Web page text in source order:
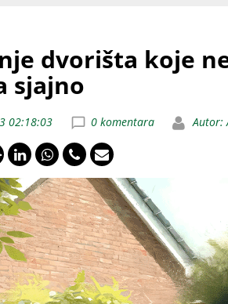
dvorišta koje
sjajno
02:18:03 0 komentara Autor: